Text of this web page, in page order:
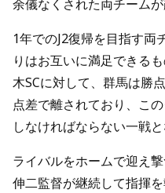
余儀なくされた両チームが
1年でのJ2復帰を目指す両
りはお互いに満足できる
木SCに対して、群馬は勝
点差で離されており、こ
しなければならない一戦と
ライバルをホームで迎え
伸二監督が継続して指揮